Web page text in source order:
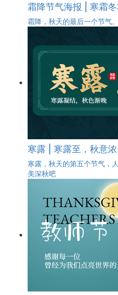
霜降节气海报 | 寒霜
霜降，秋天的最后一个节气。
寒露 | 寒露至，秋意浓
寒露，秋天的第五个节气，
美深秋吧